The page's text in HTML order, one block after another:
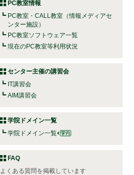
PC教室情報
PC教室・CALL教室（情報メディアセ
ンター施設）
PC教室ソフトウェア一覧
現在のPC教室等利用状況
センター主催の講習会
IT講習会
AIM講習会
学院ドメイン一覧
学院ドメイン一覧
FAQ
よくある質問を掲載しています